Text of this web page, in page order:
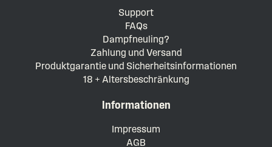
Support
FAQs
Dampfneuling?
Zahlung und Versand
Produktgarantie und Sicherheitsinformationen
18 + Altersbeschränkung
Informationen
Impressum
AGB